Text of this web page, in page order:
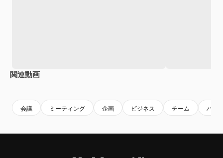
関連動画
会議 ミーティング 企画 ビジネス チーム パソ